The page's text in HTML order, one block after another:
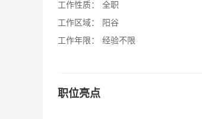
工作性质：
全职
工作区域：
阳谷
工作年限：
经验不限
职位亮点